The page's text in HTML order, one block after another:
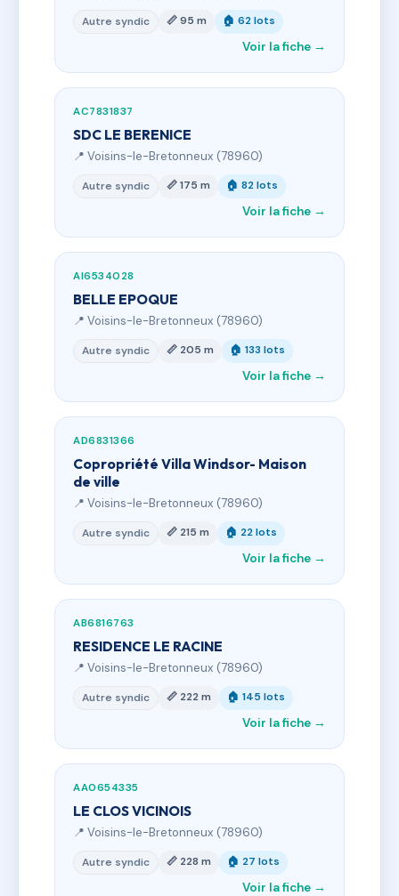
Autre syndic 📏 95 m 🏠 62 lots
Voir la fiche →
AC7831837
SDC LE BERENICE
📍 Voisins-le-Bretonneux (78960)
Autre syndic 📏 175 m 🏠 82 lots
Voir la fiche →
AI6534028
BELLE EPOQUE
📍 Voisins-le-Bretonneux (78960)
Autre syndic 📏 205 m 🏠 133 lots
Voir la fiche →
AD6831366
Copropriété Villa Windsor- Maison
de ville
📍 Voisins-le-Bretonneux (78960)
Autre syndic 📏 215 m 🏠 22 lots
Voir la fiche →
AB6816763
RESIDENCE LE RACINE
📍 Voisins-le-Bretonneux (78960)
Autre syndic 📏 222 m 🏠 145 lots
Voir la fiche →
AA0654335
LE CLOS VICINOIS
📍 Voisins-le-Bretonneux (78960)
Autre syndic 📏 228 m 🏠 27 lots
Voir la fiche →